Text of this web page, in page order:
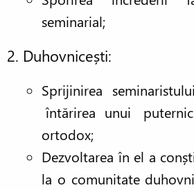
seminarial;
2. Duhovnicești:
Sprijinirea
întărirea unui
ortodox;
Dezvoltarea în el a
la o comunitate